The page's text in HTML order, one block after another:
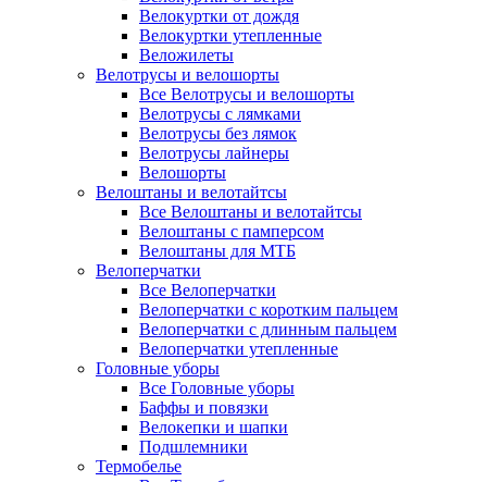
Велокуртки от дождя
Велокуртки утепленные
Веложилеты
Велотрусы и велошорты
Все Велотрусы и велошорты
Велотрусы с лямками
Велотрусы без лямок
Велотрусы лайнеры
Велошорты
Велоштаны и велотайтсы
Все Велоштаны и велотайтсы
Велоштаны с памперсом
Велоштаны для МТБ
Велоперчатки
Все Велоперчатки
Велоперчатки с коротким пальцем
Велоперчатки с длинным пальцем
Велоперчатки утепленные
Головные уборы
Все Головные уборы
Баффы и повязки
Велокепки и шапки
Подшлемники
Термобелье